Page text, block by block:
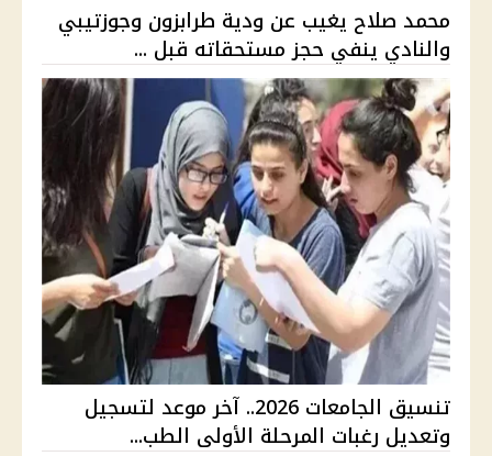
محمد صلاح يغيب عن ودية طرابزون وجوزتيبي
والنادي ينفي حجز مستحقاته قبل ...
تنسيق الجامعات 2026.. آخر موعد لتسجيل
وتعديل رغبات المرحلة الأولى الطب...